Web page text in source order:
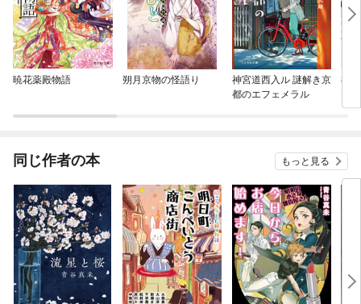
暁花薬殿物語 朔月京物の怪語り
神宮道西入ル 謎解き京
都のエフェメラル
神
た。
同じ作者の本 もっと見る